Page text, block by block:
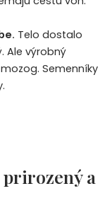
Telo dostalo
Ale výrobný
Semenníky
a